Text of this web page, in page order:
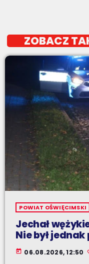
ZOBACZ
POWIAT OŚWIĘCIMSKI
Jechał
Nie był
today 06.08.2026, 12:50